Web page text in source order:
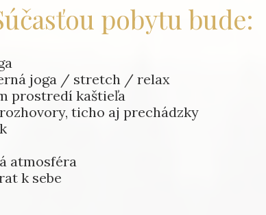
pobytu bude:
joga / stretch / relax
prostredí kaštieľa
ticho aj prechádzky
atmosféra
k sebe